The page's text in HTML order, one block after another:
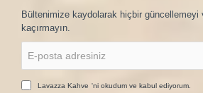
Bültenimize kaydolarak hiçbir güncellemeyi
kaçırmayın.
posta
adresiniz
Lavazza Kahve 'ni okudum ve kabul ediyorum.